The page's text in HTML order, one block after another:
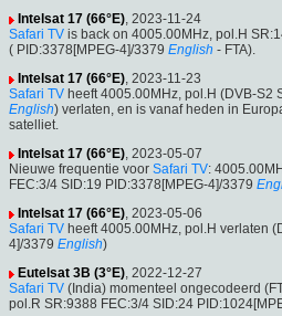
Intelsat 17 (66°E), 2023-11-24
Safari TV is back on 4005.00MHz, pol.H
( PID:3378[MPEG-4]/3379 English - FTA).
Intelsat 17 (66°E), 2023-11-23
Safari TV heeft 4005.00MHz, pol.H (DVB-S2
English) verlaten, en is vanaf heden in
satelliet.
Intelsat 17 (66°E), 2023-05-07
Nieuwe frequentie voor Safari TV:
FEC:3/4 SID:19 PID:3378[MPEG-4]/3379
Intelsat 17 (66°E), 2023-05-06
Safari TV heeft 4005.00MHz, pol.H verlaten
4]/3379 English)
Eutelsat 3B (3°E), 2022-12-27
Safari TV (India) momenteel ongecodeerd
pol.R SR:9388 FEC:3/4 SID:24